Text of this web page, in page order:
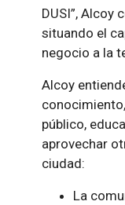
DUSI”,
situando el
negocio a la
Alcoy
público,
aprovechar
ciudad:
La